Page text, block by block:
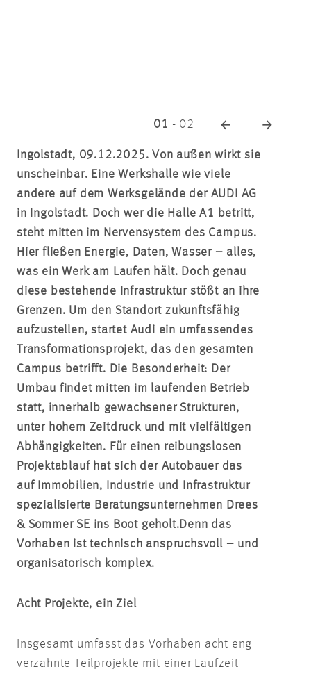
01 - 02
Ingolstadt, 09.12.2025. Von außen wirkt sie
unscheinbar. Eine Werkshalle wie viele
andere auf dem Werksgelände der AUDI AG
in Ingolstadt. Doch wer die Halle A1 betritt,
steht mitten im Nervensystem des Campus.
Hier fließen Energie, Daten, Wasser – alles,
was ein Werk am Laufen hält. Doch genau
diese bestehende Infrastruktur stößt an ihre
Grenzen. Um den Standort zukunftsfähig
aufzustellen, startet Audi ein umfassendes
Transformationsprojekt, das den gesamten
Campus betrifft. Die Besonderheit: Der
Umbau findet mitten im laufenden Betrieb
statt, innerhalb gewachsener Strukturen,
unter hohem Zeitdruck und mit vielfältigen
Abhängigkeiten. Für einen reibungslosen
Projektablauf hat sich der Autobauer das
auf Immobilien, Industrie und Infrastruktur
spezialisierte Beratungsunternehmen Drees
& Sommer SE ins Boot geholt.Denn das
Vorhaben ist technisch anspruchsvoll – und
organisatorisch komplex.
Acht Projekte, ein Ziel
Insgesamt umfasst das Vorhaben acht eng
verzahnte Teilprojekte mit einer Laufzeit